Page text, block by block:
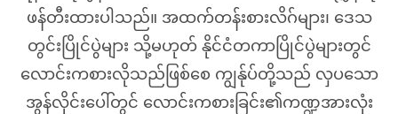
ဖန်တီးထားပါသည်။ အထက်တန်းစားလိဂ်များ၊ ဒေသ
တွင်းပြိုင်ပွဲများ သို့မဟုတ် နိုင်ငံတကာပြိုင်ပွဲများတွင်
လောင်းကစားလိုသည်ဖြစ်စေ ကျွန်ုပ်တို့သည် လှပသော
အွန်လိုင်းပေါ်တွင် လောင်းကစားခြင်း၏ကဏ္ဍအားလုံး